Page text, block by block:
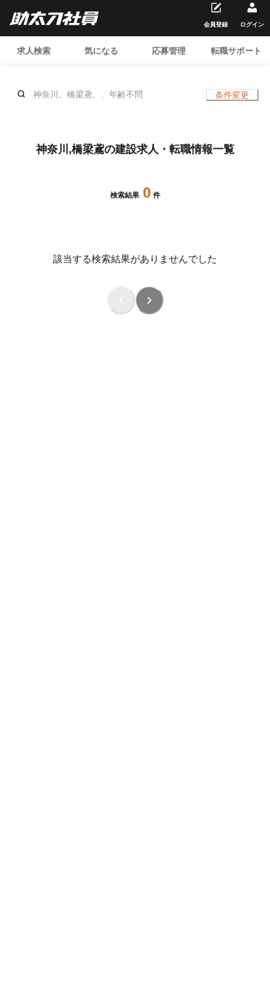
求人検索 気になる 応募管理 転職サポート
会員登録 ログイン
神奈川、橋梁鳶、、年齢不問 条件変更
神奈川,橋梁鳶の建設求人・転職情報一覧
検索結果 0 件
該当する検索結果がありませんでした